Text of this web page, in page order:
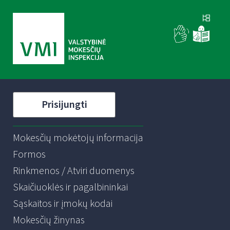
Prisijungti
Mokesčių mokėtojų informacija
Formos
Rinkmenos / Atviri duomenys
Skaičiuoklės ir pagalbininkai
Sąskaitos ir įmokų kodai
Mokesčių žinynas